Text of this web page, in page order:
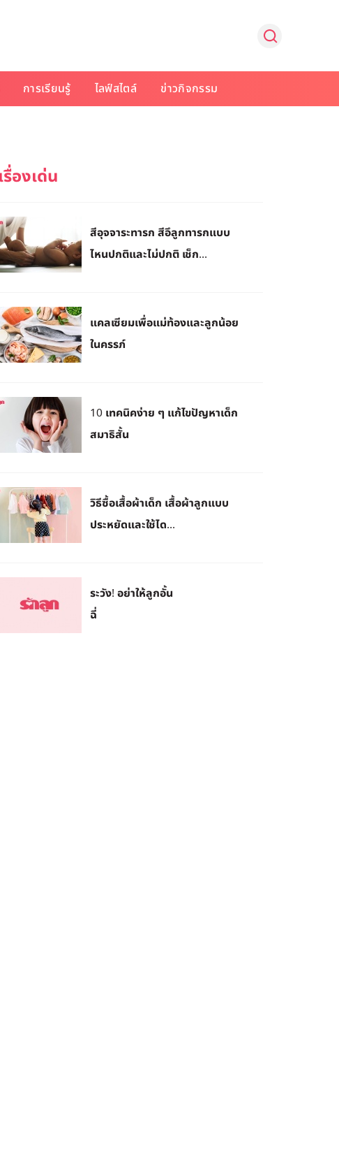
การเรียนรู้ ไลฟ์สไตล์ ข่าวกิจกรรม
สีอุจจาระทารก สีอึลูกทารกแบบ
ไหนปกติและไม่ปกติ เช็ก...
แคลเซียมเพื่อแม่ท้องและลูกน้อย
ในครรภ์
10 เทคนิคง่าย ๆ แก้ไขปัญหาเด็ก
สมาธิสั้น
วิธีซื้อเสื้อผ้าเด็ก เสื้อผ้าลูกแบบ
ประหยัดและใช้ได...
ระวัง! อย่าให้ลูกอั้น
ฉี่